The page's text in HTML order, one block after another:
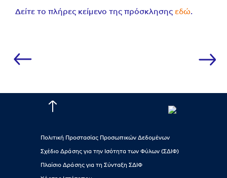
Δείτε το πλήρες κείμενο της πρόσκλησης εδώ.
Πολιτική Προστασίας Προσωπικών Δεδομένων
Σχέδιο Δράσης για την Ισότητα των Φύλων (ΣΔΙΦ)
Πλαίσιο Δράσης για τη Σύνταξη ΣΔΙΦ